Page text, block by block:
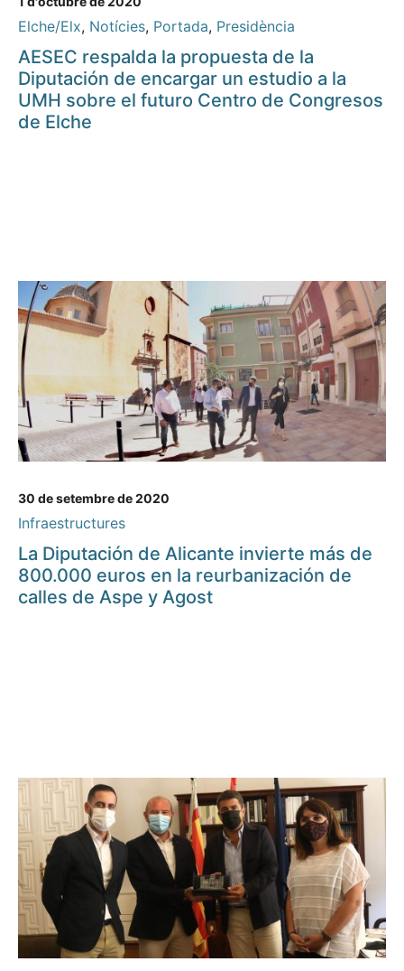
Elche/Elx, Notícies, Portada, Presidència
AESEC respalda la propuesta de la
Diputación de encargar un estudio a la
UMH sobre el futuro Centro de Congresos
de Elche
30 de setembre de 2020
Infraestructures
La Diputación de Alicante invierte más de
800.000 euros en la reurbanización de
calles de Aspe y Agost